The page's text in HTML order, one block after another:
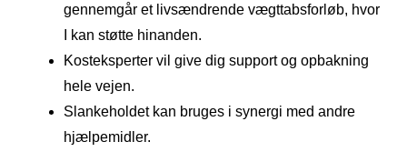
gennemgår et livsændrende vægttabsforløb, hvor
I kan støtte hinanden.
Kosteksperter vil give dig support og opbakning
hele vejen.
Slankeholdet kan bruges i synergi med andre
hjælpemidler.